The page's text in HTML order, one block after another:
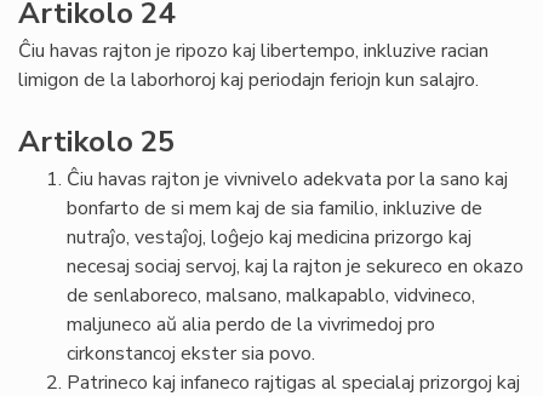
Artikolo 24
Ĉiu havas rajton je ripozo kaj libertempo, inkluzive racian
limigon de la laborhoroj kaj periodajn feriojn kun salajro.
Artikolo 25
Ĉiu havas rajton je vivnivelo adekvata por la sano kaj
bonfarto de si mem kaj de sia familio, inkluzive de
nutraĵo, vestaĵoj, loĝejo kaj medicina prizorgo kaj
necesaj sociaj servoj, kaj la rajton je sekureco en okazo
de senlaboreco, malsano, malkapablo, vidvineco,
maljuneco aŭ alia perdo de la vivrimedoj pro
cirkonstancoj ekster sia povo.
Patrineco kaj infaneco rajtigas al specialaj prizorgoj kaj